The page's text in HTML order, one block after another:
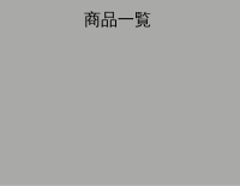
商品一覧